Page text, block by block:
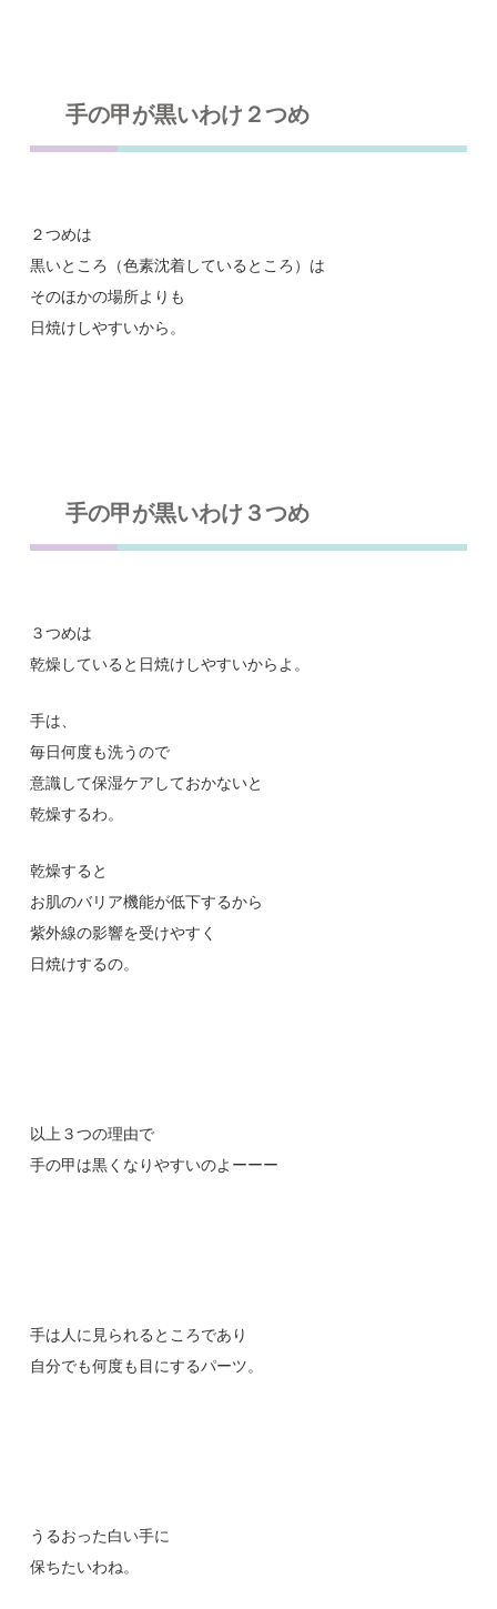
手の甲が黒いわけ２つめ
２つめは
黒いところ（色素沈着しているところ）は
そのほかの場所よりも
日焼けしやすいから。
手の甲が黒いわけ３つめ
３つめは
乾燥していると日焼けしやすいからよ。
手は、
毎日何度も洗うので
意識して保湿ケアしておかないと
乾燥するわ。
乾燥すると
お肌のバリア機能が低下するから
紫外線の影響を受けやすく
日焼けするの。
以上３つの理由で
手の甲は黒くなりやすいのよーーー
手は人に見られるところであり
自分でも何度も目にするパーツ。
うるおった白い手に
保ちたいわね。